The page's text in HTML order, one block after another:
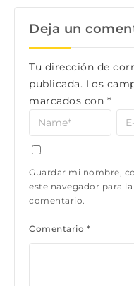
Deja un
Tu dirección de
publicada. Los
marcados con *
Guardar mi nombre,
este navegador para
comentario.
Comentario *